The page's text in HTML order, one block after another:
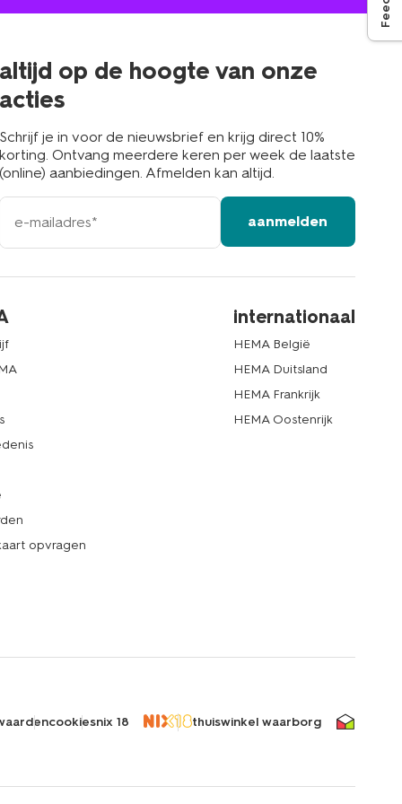
altijd op de hoogte van onze
acties
Schrijf je in voor de nieuwsbrief en krijg direct 10%
korting. Ontvang meerdere keren per week de laatste
(online) aanbiedingen. Afmelden kan altijd.
e-
mailadres
aanmelden
opvragen
internationaal
HEMA België
HEMA Duitsland
HEMA Frankrijk
HEMA Oostenrijk
cookiesnix 18 thuiswinkel waarborg